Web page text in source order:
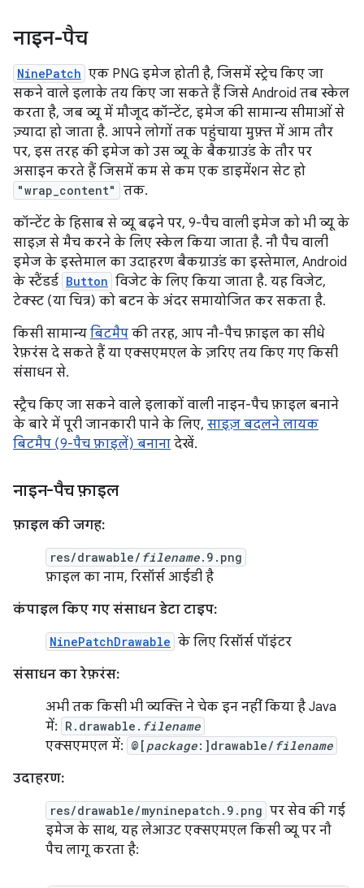
नाइन-पैच
NinePatch एक PNG इमेज होती है, जिसमें स्ट्रेच किए जा
सकने वाले इलाके तय किए जा सकते हैं जिसे Android तब स्केल
करता है, जब व्यू में मौजूद कॉन्टेंट, इमेज की सामान्य सीमाओं से
ज़्यादा हो जाता है. आपने लोगों तक पहुंचाया मुफ़्त में आम तौर
पर, इस तरह की इमेज को उस व्यू के बैकग्राउंड के तौर पर
असाइन करते हैं जिसमें कम से कम एक डाइमेंशन सेट हो
"wrap_content"
तक.
कॉन्टेंट के हिसाब से व्यू बढ़ने पर, 9-पैच वाली इमेज को भी व्यू के
साइज़ से मैच करने के लिए स्केल किया जाता है. नौ पैच वाली
इमेज के इस्तेमाल का उदाहरण बैकग्राउंड का इस्तेमाल, Android
के स्टैंडर्ड Button विजेट के लिए किया जाता है. यह विजेट,
टेक्स्ट (या चित्र) को बटन के अंदर समायोजित कर सकता है.
किसी सामान्य बिटमैप की तरह, आप नौ-पैच फ़ाइल का सीधे
रेफ़रंस दे सकते हैं या एक्सएमएल के ज़रिए तय किए गए किसी
संसाधन से.
स्ट्रैच किए जा सकने वाले इलाकों वाली नाइन-पैच फ़ाइल बनाने
के बारे में पूरी जानकारी पाने के लिए, साइज़ बदलने लायक
बिटमैप (9-पैच फ़ाइलें) बनाना देखें.
नाइन-पैच फ़ाइल
फ़ाइल की जगह:
res/drawable/ filename.9.png
फ़ाइल का नाम, रिसॉर्स आईडी है
कंपाइल किए गए संसाधन डेटा टाइप:
NinePatchDrawable के लिए रिसॉर्स पॉइंटर
संसाधन का रेफ़रंस:
अभी तक किसी भी व्यक्ति ने चेक इन नहीं किया है Java
में: R.drawable. filename
एक्सएमएल में: @[ package:]drawable/ filename
उदाहरण:
res/drawable/myninepatch.9.png पर सेव की गई
इमेज के साथ, यह लेआउट एक्सएमएल किसी व्यू पर नौ
पैच लागू करता है: